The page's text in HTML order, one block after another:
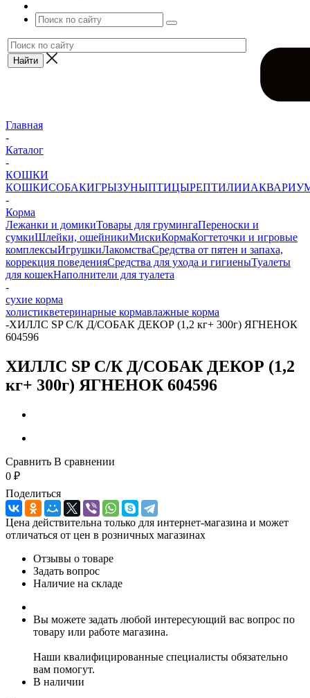
Главная
-
Каталог
-
КОШКИ
КОШКИСОБАКИГРЫЗУНЫПТИЦЫРЕПТИЛИИ
-
Корма
Лежанки и домикиТовары для грумингаПереноски и
сумкиШлейки, ошейникиМискиКормаКогтеточки и игровые
комплексыИгрушкиЛакомстваСредства от пятен и запаха,
коррекция поведенияСредства для ухода и гигиеныТуалеты
для кошекНаполнители для туалета
-
сухие корма
холистикветеринарные кормавлажные корма
-ХИЛЛС SP С/К Д/СОБАК ДЕКОР (1,2 кг+ 300г) ЯГНЕНОК
604596
ХИЛЛС SP С/К Д/СОБАК ДЕКОР (1,2
кг+ 300г) ЯГНЕНОК 604596
Сравнить В сравнении
0 ₽
Поделиться
Цена действительна только для интернет-магазина и может
отличаться от цен в розничных магазинах
Отзывы о товаре
Задать вопрос
Наличие на складе
Вы можете задать любой интересующий вас вопрос по
товару или работе магазина.
Наши квалифицированные специалисты обязательно
вам помогут.
В наличии